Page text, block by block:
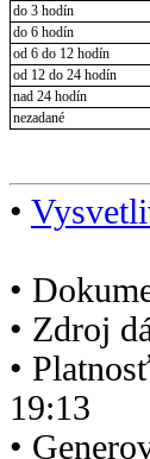
do 3 hodín
do 6 hodín
od 6 do 12 hodín
od 12 do 24 hodín
nad 24 hodín
nezadané
•
•
• Zdroj
•
19:13
•